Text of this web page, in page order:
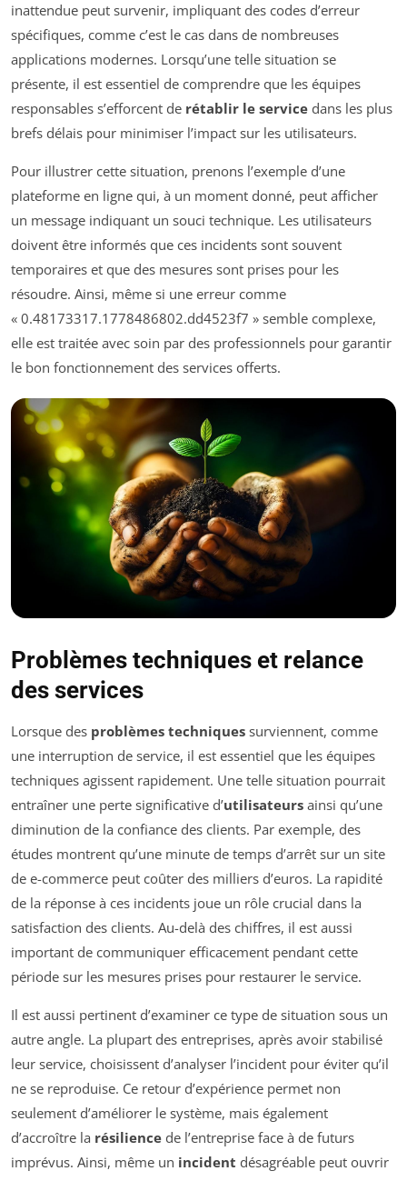
inattendue peut survenir, impliquant des codes d’erreur
spécifiques, comme c’est le cas dans de nombreuses
applications modernes. Lorsqu’une telle situation se
présente, il est essentiel de comprendre que les équipes
responsables s’efforcent de rétablir le service dans les plus
brefs délais pour minimiser l’impact sur les utilisateurs.
Pour illustrer cette situation, prenons l’exemple d’une
plateforme en ligne qui, à un moment donné, peut afficher
un message indiquant un souci technique. Les utilisateurs
doivent être informés que ces incidents sont souvent
temporaires et que des mesures sont prises pour les
résoudre. Ainsi, même si une erreur comme
« 0.48173317.1778486802.dd4523f7 » semble complexe,
elle est traitée avec soin par des professionnels pour garantir
le bon fonctionnement des services offerts.
Problèmes techniques et relance
des services
Lorsque des problèmes techniques surviennent, comme
une interruption de service, il est essentiel que les équipes
techniques agissent rapidement. Une telle situation pourrait
entraîner une perte significative d’utilisateurs ainsi qu’une
diminution de la confiance des clients. Par exemple, des
études montrent qu’une minute de temps d’arrêt sur un site
de e-commerce peut coûter des milliers d’euros. La rapidité
de la réponse à ces incidents joue un rôle crucial dans la
satisfaction des clients. Au-delà des chiffres, il est aussi
important de communiquer efficacement pendant cette
période sur les mesures prises pour restaurer le service.
Il est aussi pertinent d’examiner ce type de situation sous un
autre angle. La plupart des entreprises, après avoir stabilisé
leur service, choisissent d’analyser l’incident pour éviter qu’il
ne se reproduise. Ce retour d’expérience permet non
seulement d’améliorer le système, mais également
d’accroître la résilience de l’entreprise face à de futurs
imprévus. Ainsi, même un incident désagréable peut ouvrir